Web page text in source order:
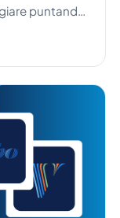
puntando
a
social media